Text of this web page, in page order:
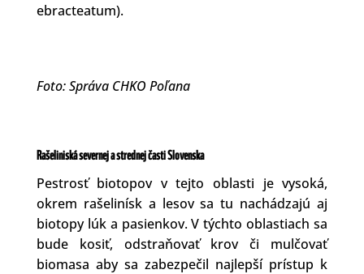
ebracteatum).
Foto: Správa CHKO Poľana
Rašeliniská severnej a strednej časti Slovenska
Pestrosť biotopov v tejto oblasti je vysoká,
okrem rašelinísk a lesov sa tu nachádzajú aj
biotopy lúk a pasienkov. V týchto oblastiach sa
bude kosiť, odstraňovať krov či mulčovať
biomasa aby sa zabezpečil najlepší prístup k